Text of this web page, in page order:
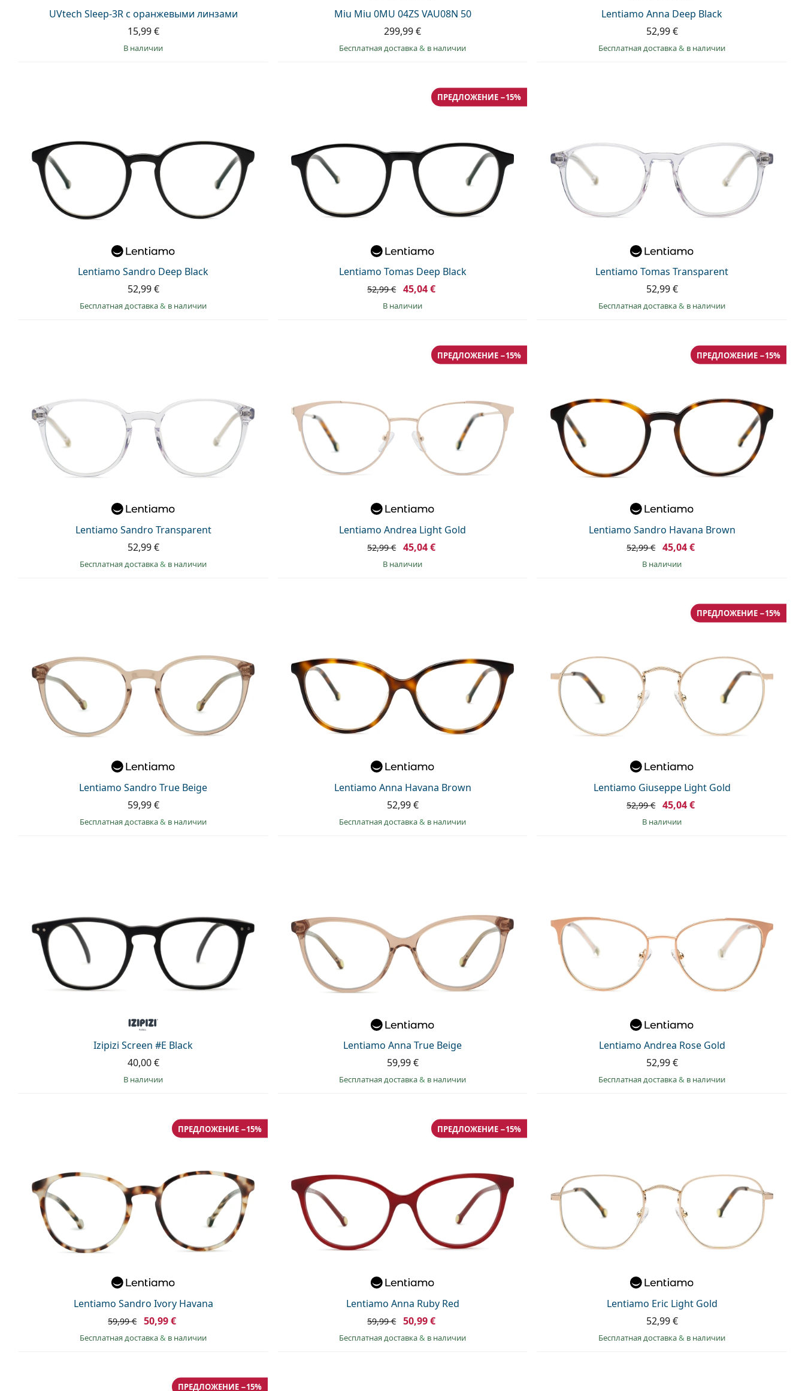
UVtech Sleep-3R с оранжевыми линзами
15,99 €
в наличии
Miu Miu 0MU 04ZS VAU08N 50
299,99 €
Бесплатная доставка& в наличии
Lentiamo Anna Deep Black
52,99 €
Бесплатная доставка& в наличии
Lentiamo Sandro Deep Black
52,99 €
Бесплатная доставка& в наличии
Lentiamo Tomas Deep Black
ПРЕДЛОЖЕНИЕ −15%
52,99 € 45,04 €
в наличии
Lentiamo Tomas Transparent
52,99 €
Бесплатная доставка& в наличии
Lentiamo Sandro Transparent
52,99 €
Бесплатная доставка& в наличии
Lentiamo Andrea Light Gold
ПРЕДЛОЖЕНИЕ −15%
52,99 € 45,04 €
в наличии
Lentiamo Sandro Havana Brown
ПРЕДЛОЖЕНИЕ −15%
52,99 € 45,04 €
в наличии
Lentiamo Sandro True Beige
59,99 €
Бесплатная доставка& в наличии
Lentiamo Anna Havana Brown
52,99 €
Бесплатная доставка& в наличии
Lentiamo Giuseppe Light Gold
ПРЕДЛОЖЕНИЕ −15%
52,99 € 45,04 €
в наличии
Izipizi Screen #E Black
40,00 €
в наличии
Lentiamo Anna True Beige
59,99 €
Бесплатная доставка& в наличии
Lentiamo Andrea Rose Gold
52,99 €
Бесплатная доставка& в наличии
Lentiamo Sandro Ivory Havana
ПРЕДЛОЖЕНИЕ −15%
59,99 € 50,99 €
Бесплатная доставка& в наличии
Lentiamo Anna Ruby Red
ПРЕДЛОЖЕНИЕ −15%
59,99 € 50,99 €
Бесплатная доставка& в наличии
Lentiamo Eric Light Gold
52,99 €
Бесплатная доставка& в наличии
ПРЕДЛОЖЕНИЕ −15%